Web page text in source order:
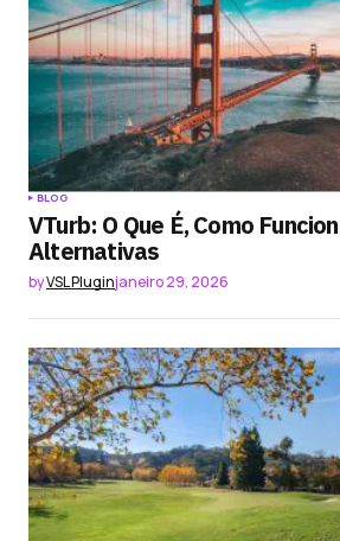
BLOG
VTurb: O Que É, Como
Alternativas
byVSL Pluginjaneiro 29, 2026